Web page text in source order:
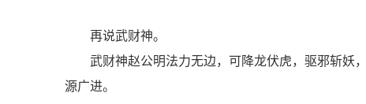
再说武财神。
武财神赵公明法力无边，可降龙伏虎，驱邪斩妖
源广进。